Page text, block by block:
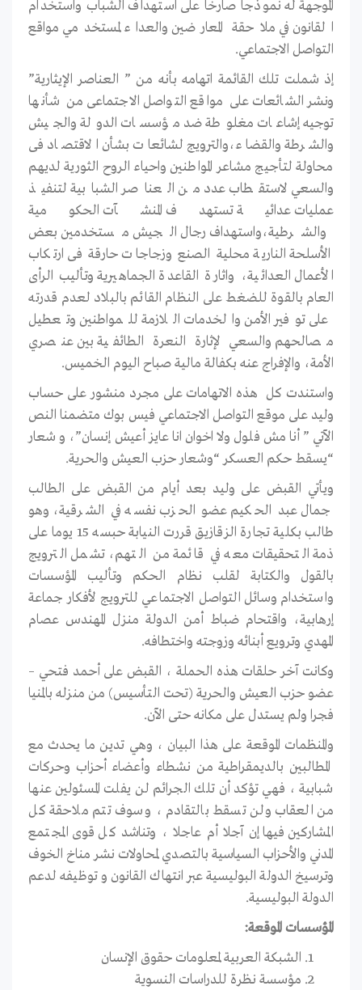
الموجهة له نموذجا صارخا على استهداف الشباب واستخدام
القانون في ملاحقة المعارضين والعداء لمستخدمي مواقع
التواصل الاجتماعي.
إذ شملت تلك القائمة اتهامه بأنه من ” العناصر الإيثارية”
ونشر الشائعات على مواقع التواصل الاجتماعى من شأنها
توجيه إشاعات مغلوطة ضد مؤسسات الدولة والجيش
والشرطة والقضاء،والترويج لشائعات بشأن الاقتصاد فى
محاولة لتأجيج مشاعر المواطنين واحياء الروح الثورية لديهم
والسعي لاستقطاب عدد من العناصر الشبابية لتنفيذ
عمليات عدائية تستهدف المنشآت الحكومية
والشرطية،واستهداف رجال الجيش مستخدمين بعض
الأسلحة النارية محلية الصنع وزجاجات حارقة فى ارتكاب
الأعمال العدائية، واثارة القاعدة الجماهيرية وتأليب الرأى
العام بالقوة للضغط على النظام القائم بالبلاد لعدم قدرته
على توفير الأمن والخدمات اللازمة للمواطنين وتعطيل
مصالحهم والسعي لإثارة النعرة الطائفية بين عنصري
الأمة، والإفراج عنه بكفالة مالية صباح اليوم الخميس.
واستندت كل هذه الاتهامات على مجرد منشور على حساب
وليد على موقع التواصل الاجتماعي فيس بوك متضمنا النص
الآتي ” أنا مش فلول ولا اخوان انا عايز أعيش إنسان”، و شعار
“يسقط حكم العسكر “وشعار حزب العيش والحرية.
ويأتي القبض على وليد بعد أيام من القبض على الطالب
جمال عبد الحكيم عضو الحزب نفسه في الشرقية، وهو
طالب بكلية تجارة الزقازيق قررت النيابة حبسه 15 يوما على
ذمة التحقيقات معه في قائمة من التهم، تشمل الترويج
بالقول والكتابة لقلب نظام الحكم وتأليب المؤسسات
واستخدام وسائل التواصل الاجتماعي للترويج لأفكار جماعة
إرهابية، واقتحام ضباط أمن الدولة منزل المهندس عصام
المهدي وترويع أبنائه وزوجته واختطافه.
وكانت آخر حلقات هذه الحملة ، القبض على أحمد فتحي –
عضو حزب العيش والحرية (تحت التأسيس) من منزله بالمنيا
فجرا ولم يستدل على مكانه حتى الآن.
والمنظمات الموقعة على هذا البيان ، وهي تدين ما يحدث مع
المطالبين بالديمقراطية من نشطاء وأعضاء أحزاب وحركات
شبابية ، فهي تؤكد أن تلك الجرائم لن يفلت المسئولين عنها
من العقاب ولن تسقط بالتقادم ، وسوف تتم ملاحقة كل
المشاركين فيها إن آجلا أم عاجلا ، وتناشد كل قوى المجتمع
المدني والأحزاب السياسية بالتصدي لمحاولات نشر مناخ الخوف
وترسيخ الدولة البوليسية عبر انتهاك القانون و توظيفه لدعم
الدولة البوليسية.
المؤسسات الموقعة:
الشبكة العربية لمعلومات حقوق الإنسان
مؤسسة نظرة للدراسات النسوية